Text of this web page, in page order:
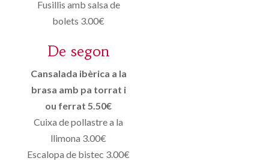
Fusillis amb salsa de
bolets 3.00€
De segon
Cansalada ibèrica a la
brasa amb pa torrat i
ou ferrat 5.50€
Cuixa de pollastre a la
llimona 3.00€
Escalopa de bistec 3.00€